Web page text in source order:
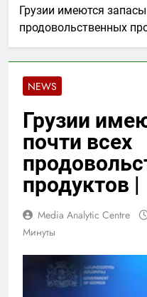
Грузии имеются
продовольственных
NEWS
Грузии
почти всех
продуктов |
Media Analytic Centre
Минуты